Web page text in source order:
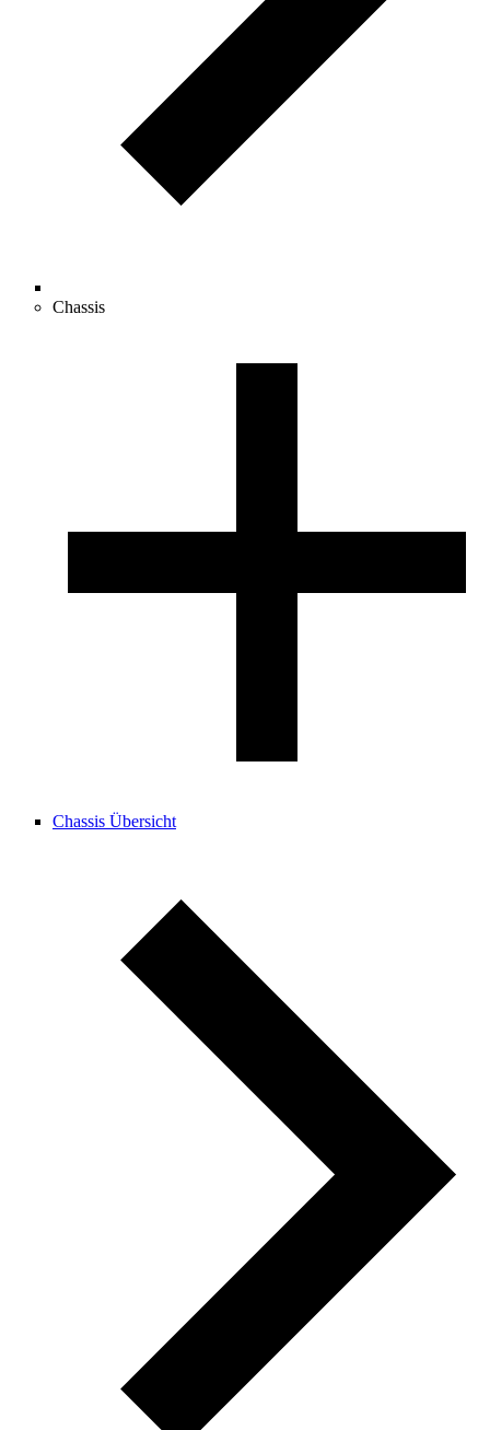
Chassis
Chassis Übersicht